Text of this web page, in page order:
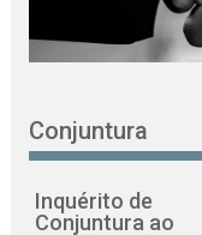
Conjuntura
Inquérito de
Conjuntura ao